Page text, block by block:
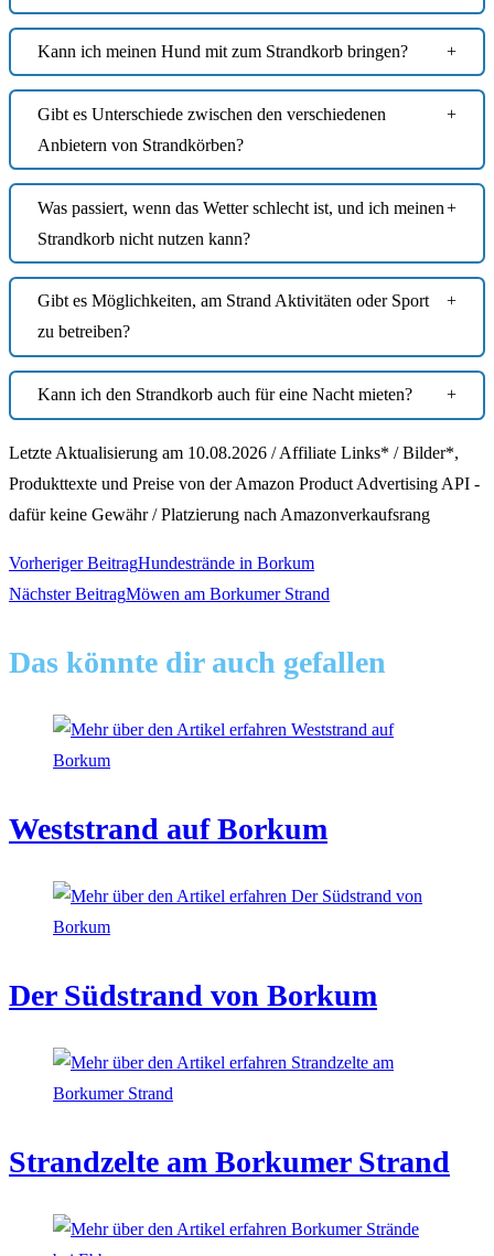
Kann ich meinen Hund mit zum Strandkorb bringen?
Gibt es Unterschiede zwischen den verschiedenen
Anbietern von Strandkörben?
Was passiert, wenn das Wetter schlecht ist, und ich meinen
Strandkorb nicht nutzen kann?
Gibt es Möglichkeiten, am Strand Aktivitäten oder Sport
zu betreiben?
Kann ich den Strandkorb auch für eine Nacht mieten?
Letzte Aktualisierung am 10.08.2026 / Affiliate Links* / Bilder*,
Produkttexte und Preise von der Amazon Product Advertising API -
dafür keine Gewähr / Platzierung nach Amazonverkaufsrang
Weitere
ansehen
Vorheriger BeitragHundestrände in Borkum
Nächster BeitragMöwen am Borkumer Strand
Das könnte dir auch gefallen
Weststrand auf Borkum
Der Südstrand von Borkum
Strandzelte am Borkumer Strand